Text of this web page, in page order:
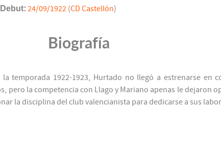
Debut: 24/09/1922(CD Castellón)
Biografía
temporada 1922-1923, Hurtado no llegó a estrenarse en
pero la competencia con Llago y Mariano apenas le dejaron
la disciplina del club valencianista para dedicarse a sus